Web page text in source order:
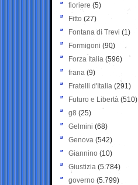
fioriere (5)
Fitto (27)
Fontana di Trevi (1)
Formigoni (90)
Forza Italia (596)
frana (9)
Fratelli d'Italia (291)
Futuro e Libertà (510)
g8 (25)
Gelmini (68)
Genova (542)
Giannino (10)
Giustizia (5.784)
governo (5.799)